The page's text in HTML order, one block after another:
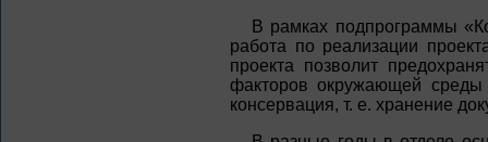
В рамках подпрограммы
работа по реализации
проекта позволит
факторов окружающей среды
консервация, т. е. хранение